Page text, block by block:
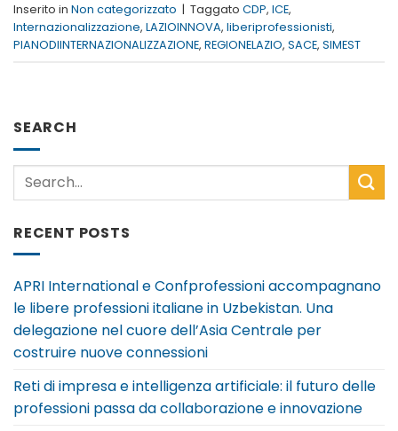
Inserito in Non categorizzato Taggato CDP, ICE,
Internazionalizzazione, LAZIOINNOVA, liberiprofessionisti,
PIANODIINTERNAZIONALIZZAZIONE, REGIONELAZIO, SACE, SIMEST
SEARCH
RECENT POSTS
APRI International e Confprofessioni accompagnano
le libere professioni italiane in Uzbekistan. Una
delegazione nel cuore dell’Asia Centrale per
costruire nuove connessioni
Reti di impresa e intelligenza artificiale: il futuro delle
professioni passa da collaborazione e innovazione